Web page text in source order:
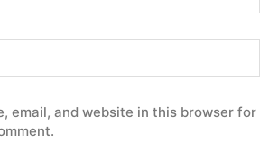
email, and website in this browser for